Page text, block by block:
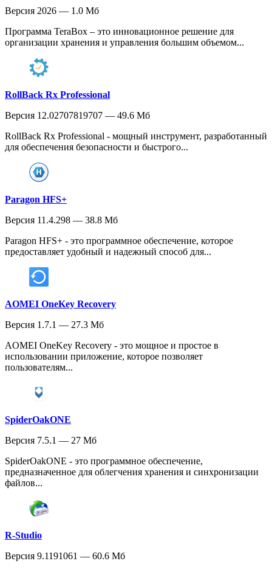
Версия 2026 — 1.0 Мб
Программа TeraBox – это инновационное решение для
организации хранения и управления большим объемом...
RollBack Rx Professional
Версия 12.02707819707 — 49.6 Мб
RollBack Rx Professional - мощный инструмент, разработанный
для обеспечения безопасности и быстрого...
Paragon HFS+
Версия 11.4.298 — 38.8 Мб
Paragon HFS+ - это программное обеспечение, которое
предоставляет удобный и надежный способ для...
AOMEI OneKey Recovery
Версия 1.7.1 — 27.3 Мб
AOMEI OneKey Recovery - это мощное и простое в
использовании приложение, которое позволяет
пользователям...
SpiderOakONE
Версия 7.5.1 — 27 Мб
SpiderOakONE - это программное обеспечение,
предназначенное для облегчения хранения и синхронизации
файлов...
R-Studio
Версия 9.1191061 — 60.6 Мб